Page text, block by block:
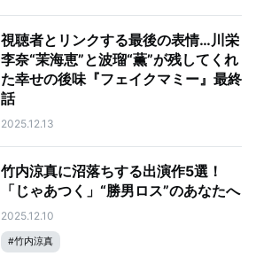
視聴者とリンクする最後の表情…川栄
李奈“茉海恵”と波瑠“薫”が残してくれ
た幸せの後味『フェイクマミー』最終
話
2025.12.13
竹内涼真に沼落ちする出演作5選！
「じゃあつく」“勝男ロス”のあなたへ
2025.12.10
#竹内涼真